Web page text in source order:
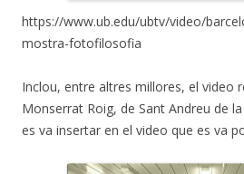
https://www.ub.edu/ubtv/video/
mostra-fotofilosofia
Inclou, entre altres millores, el video
Monserrat Roig, de Sant Andreu de
es va insertar en el video que es va